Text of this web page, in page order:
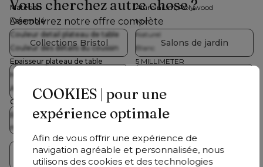
COOKIES | pour une
expérience optimale
Afin de vous offrir une expérience de
navigation agréable et personnalisée, nous
utilisons des cookies et des technologies
Matériau
Aluminium, Polywood
Assemblé
Non
Couleur detail plateau de table
Naturel
Couleur des détails du coussin
Blanc
Epaisseur plateau de table
5 MILLIMETER
Housse lavable
Armature inoxydable
Coating
Basic coating
Résistance aux intempéries
meuble
En automne et en hiver, il est
jardin à l’intérieur ou de le
recouvrir d’une housse de
protection.
Vous cherchez autre chose ?
Découvrez notre offre complète
Collections Bristol Salons de jardin
chaises
Chaises de jardin Chaises longues
Parasols Accessoires